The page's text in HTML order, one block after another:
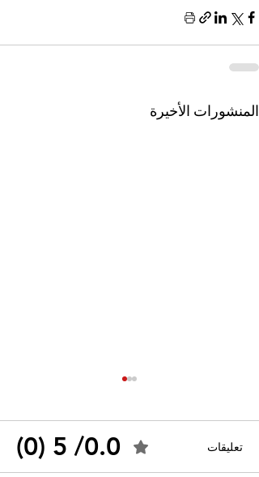
المنشورات الأخيرة
تعليقات 0.0/ 5 (0)